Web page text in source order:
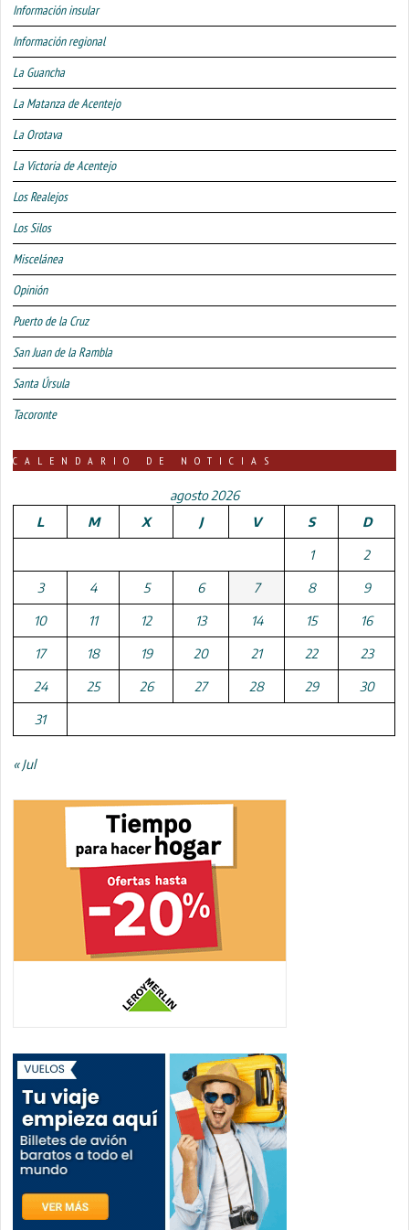
Información insular
Información regional
La Guancha
La Matanza de Acentejo
La Orotava
La Victoria de Acentejo
Los Realejos
Los Silos
Miscelánea
Opinión
Puerto de la Cruz
San Juan de la Rambla
Santa Úrsula
Tacoronte
CALENDARIO DE NOTICIAS
agosto 2026
L
M X J V S D
1 2
3 4 5 6 7 8 9
10 11 12 13 14 15 16
17 18 19 20 21 22 23
24 25 26 27 28 29 30
31
« Jul